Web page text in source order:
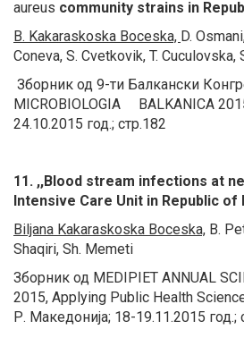
aureus community strains in
B. Kakaraskoska Boceska, D.
Coneva, S. Cvetkovik, T. Cuculovska,
Зборник од 9-ти Балкански
MICROBIOLOGIA BALKANICA
24.10.2015 год.; стр.182
11. ,,Blood stream infections at
Intensive Care Unit in Republic of
Biljana Kakaraskoska Boceska, B.
Shaqiri, Sh. Memeti
Зборник од MEDIPIET ANNUAL
2015, Applying Public Health
Р. Македонија; 18-19.11.2015 год.;